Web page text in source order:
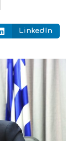
LinkedIn